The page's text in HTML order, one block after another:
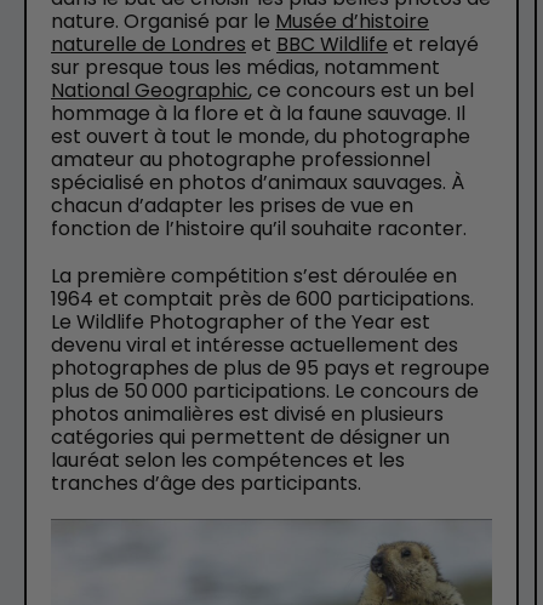
nature. Organisé par le Musée d’histoire
naturelle de Londres et BBC Wildlife et relayé
sur presque tous les médias, notamment
National Geographic, ce concours est un bel
hommage à la flore et à la faune sauvage. Il
est ouvert à tout le monde, du photographe
amateur au photographe professionnel
spécialisé en photos d’animaux sauvages. À
chacun d’adapter les prises de vue en
fonction de l’histoire qu’il souhaite raconter.
La première compétition s’est déroulée en
1964 et comptait près de 600 participations.
Le Wildlife Photographer of the Year est
devenu viral et intéresse actuellement des
photographes de plus de 95 pays et regroupe
plus de 50 000 participations. Le concours de
photos animalières est divisé en plusieurs
catégories qui permettent de désigner un
lauréat selon les compétences et les
tranches d’âge des participants.